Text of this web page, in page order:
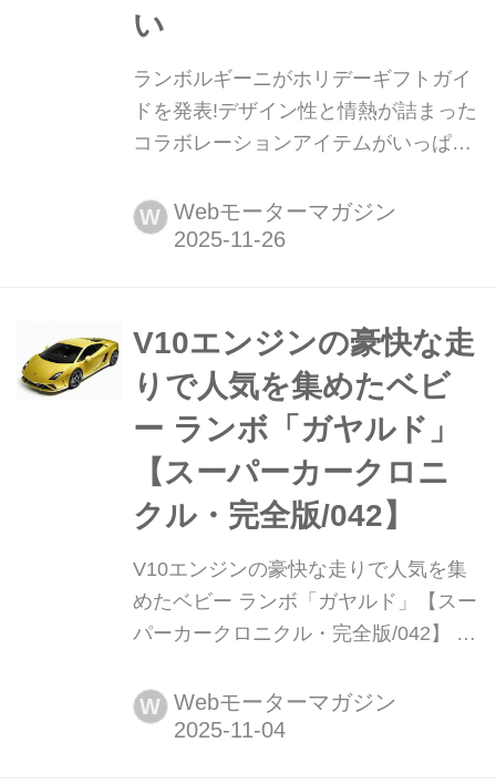
い
ランボルギーニがホリデーギフトガイ
ドを発表!デザイン性と情熱が詰まった
コラボレーションアイテムがいっぱい
(Automobili Lamborghini)は2025年11
月20日(現地時間)、ホリデーシーズン
を象徴する“ギフトコレクション”が、
ランボルギーニファンの物欲を刺激す
る。
W Webモーターマガジン
V10エンジンの豪快な走
りで人気を集めたベビ
ー ランボ「ガヤルド」
【スーパーカークロニ
クル・完全版/042】
V10エンジンの豪快な走りで人気を集
めたベビー ランボ「ガヤルド」【スー
パーカークロニクル・完全版/042】 伝
パーカーたち。1970年代の懐かしいモ
デルから現代のハイパースポーツまで
W Webモーターマガジン